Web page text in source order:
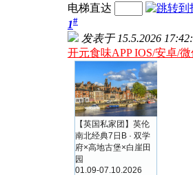
电梯直达
1#
发表于 15.5.2026
开元食味APP IOS/安卓/